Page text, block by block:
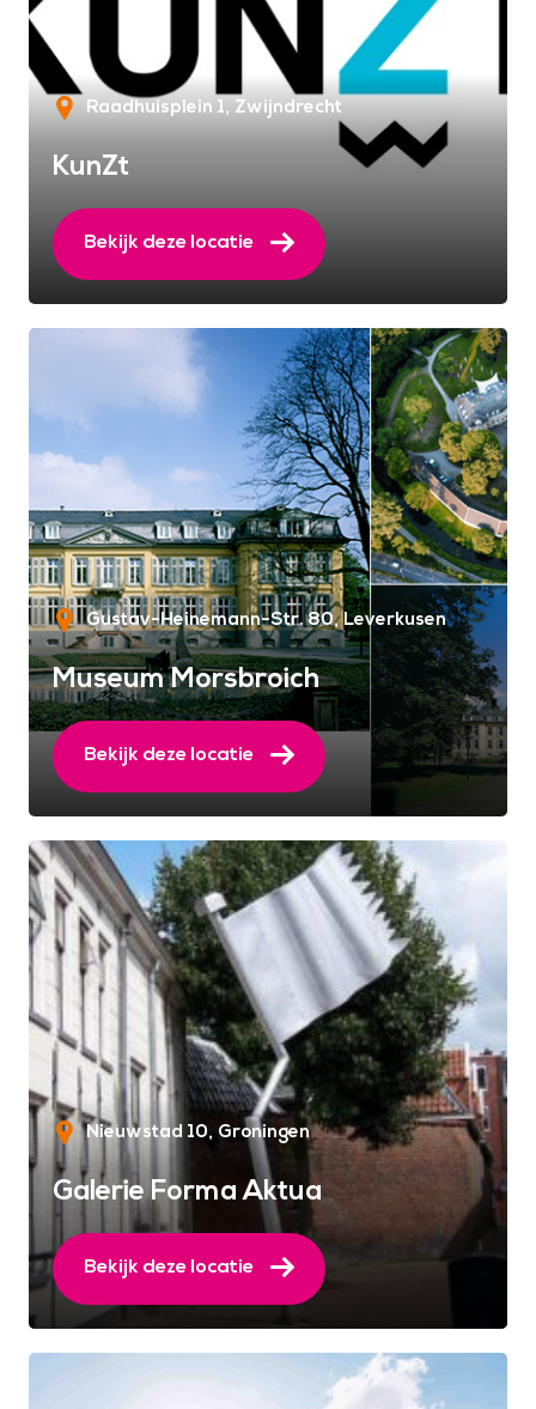
Raadhuisplein 1 Zwijndrecht
KunZt
Bekijk deze locatie
Gustav-Heinemann-Str. 80 Leverkusen
Museum Morsbroich
Bekijk deze locatie
Nieuwstad 10 Groningen
Galerie Forma Aktua
Bekijk deze locatie